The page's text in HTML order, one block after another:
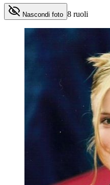
Nascondi foto 8 ruoli